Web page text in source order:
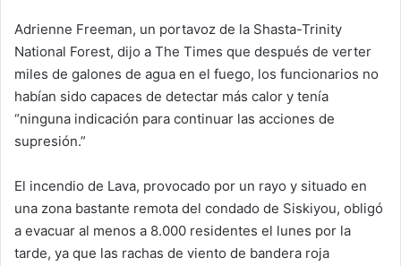
Adrienne Freeman, un portavoz de la Shasta-Trinity
National Forest, dijo a The Times que después de verter
miles de galones de agua en el fuego, los funcionarios no
habían sido capaces de detectar más calor y tenía
“ninguna indicación para continuar las acciones de
supresión.”
El incendio de Lava, provocado por un rayo y situado en
una zona bastante remota del condado de Siskiyou, obligó
a evacuar al menos a 8.000 residentes el lunes por la
tarde, ya que las rachas de viento de bandera roja